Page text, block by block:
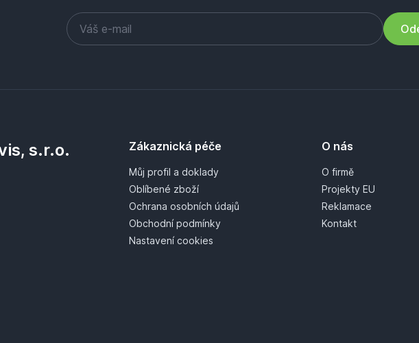
s.r.o. Zákaznická péče
Můj profil a doklady
Oblíbené zboží
Ochrana osobních údajů
Obchodní podmínky
Nastavení cookies
O nás
O firmě
Projekty EU
Reklamace
Kontakt